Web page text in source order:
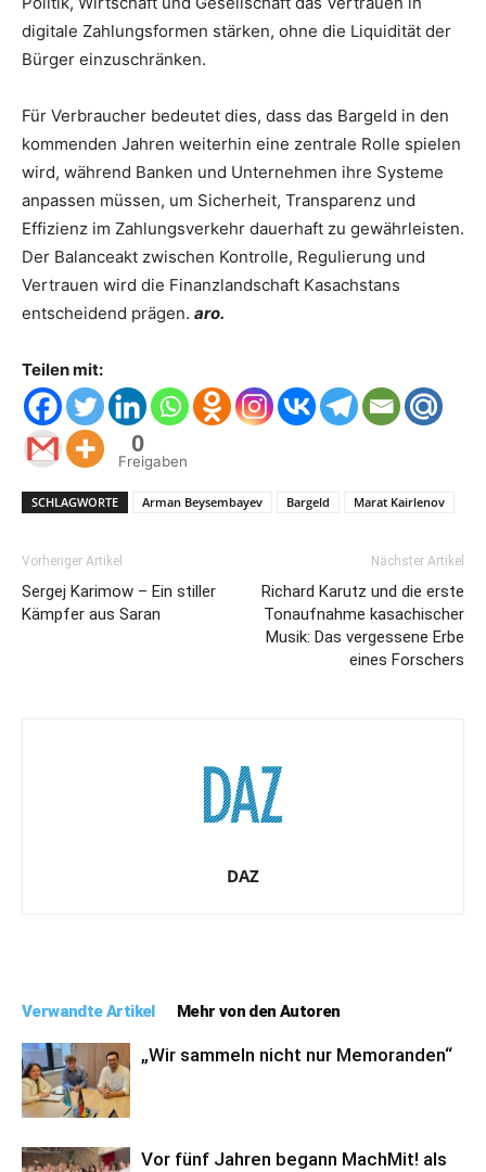
digitale Zahlungsformen stärken, ohne die Liquidität der
Bürger einzuschränken.
Für Verbraucher bedeutet dies, dass das Bargeld in den
kommenden Jahren weiterhin eine zentrale Rolle spielen
wird, während Banken und Unternehmen ihre Systeme
anpassen müssen, um Sicherheit, Transparenz und
Effizienz im Zahlungsverkehr dauerhaft zu gewährleisten.
Der Balanceakt zwischen Kontrolle, Regulierung und
Vertrauen wird die Finanzlandschaft Kasachstans
entscheidend prägen. aro.
Teilen mit:
0
Freigaben
SCHLAGWORTE Arman Beysembayev Bargeld Marat Kairlenov
Vorheriger Artikel
Sergej Karimow – Ein stiller
Kämpfer aus Saran
Nächster Artikel
Richard Karutz und die erste
Tonaufnahme kasachischer
Musik: Das vergessene Erbe
eines Forschers
DAZ
Verwandte Artikel Mehr von den Autoren
„Wir sammeln nicht nur Memoranden“
Vor fünf Jahren begann MachMit! als